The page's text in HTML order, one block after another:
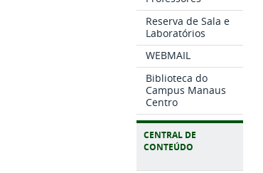
Reserva de Sala e
Laboratórios
WEBMAIL
Biblioteca do
Campus Manaus
Centro
CENTRAL DE
CONTEÚDO